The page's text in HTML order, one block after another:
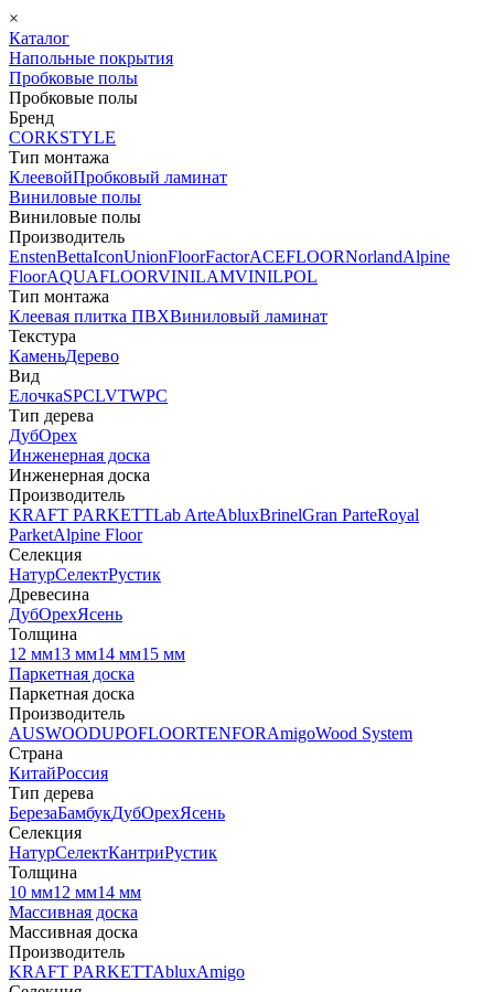
×
Каталог
Напольные покрытия
Пробковые полы
Пробковые полы
Бренд
CORKSTYLE
Тип монтажа
КлеевойПробковый ламинат
Виниловые полы
Виниловые полы
Производитель
EnstenBettaIconUnionFloorFactorACEFLOORNorlandAlpine
FloorAQUAFLOORVINILAMVINILPOL
Тип монтажа
Клеевая плитка ПВХВиниловый ламинат
Текстура
КаменьДерево
Вид
ЕлочкаSPCLVTWPC
Тип дерева
ДубОрех
Инженерная доска
Инженерная доска
Производитель
KRAFT PARKETTLab ArteAbluxBrinelGran ParteRoyal
ParketAlpine Floor
Селекция
НатурСелектРустик
Древесина
ДубОрехЯсень
Толщина
12 мм13 мм14 мм15 мм
Паркетная доска
Паркетная доска
Производитель
AUSWOODUPOFLOORTENFORAmigoWood System
Страна
КитайРоссия
Тип дерева
БерезаБамбукДубОрехЯсень
Селекция
НатурСелектКантриРустик
Толщина
10 мм12 мм14 мм
Массивная доска
Массивная доска
Производитель
KRAFT PARKETTAbluxAmigo